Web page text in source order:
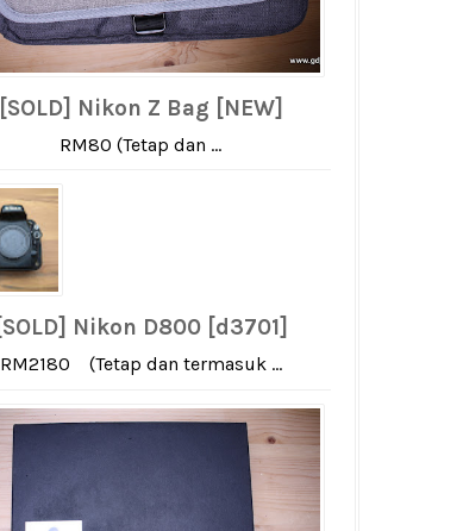
[SOLD] Nikon Z Bag [NEW]
RM80 (Tetap dan ...
[SOLD] Nikon D800 [d3701]
RM2180 (Tetap dan termasuk ...